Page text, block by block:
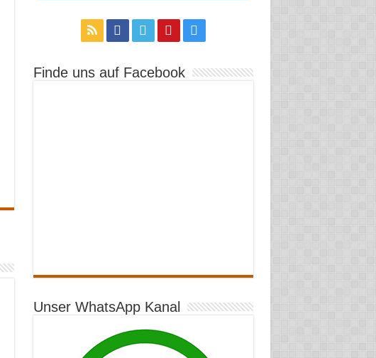
Finde uns auf Facebook
Unser WhatsApp Kanal